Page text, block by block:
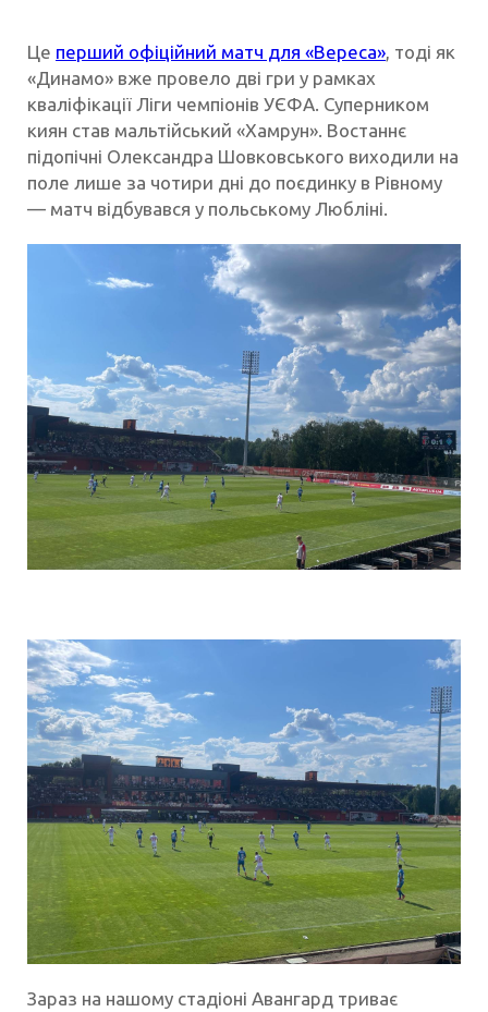
Це перший офіційний матч для «Вереса», тоді як
«Динамо» вже провело дві гри у рамках
кваліфікації Ліги чемпіонів УЄФА. Суперником
киян став мальтійський «Хамрун». Востаннє
підопічні Олександра Шовковського виходили на
поле лише за чотири дні до поєдинку в Рівному
— матч відбувався у польському Любліні.
Зараз на нашому стадіоні Авангард триває